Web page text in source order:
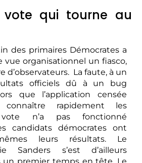
vote qui tourne au
des primaires Démocrates a
vue organisationnel un fiasco,
d’observateurs. La faute, à un
officiels dû à un bug
que l’application censée
rapidement les
n’a pas fonctionné
candidats démocrates ont
leurs résultats. Le
Sanders s’est d’ailleurs